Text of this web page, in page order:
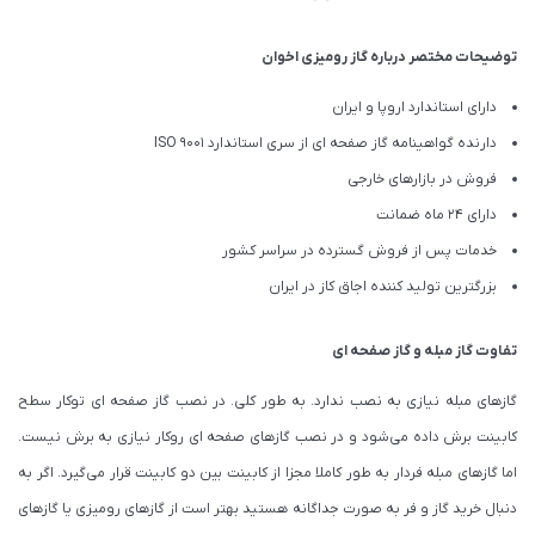
توضیحات مختصر درباره گاز رومیزی اخوان
دارای استاندارد اروپا و ایران
دارنده گواهینامه گاز صفحه ای از سری استاندارد ISO 9001
فروش در بازارهای خارجی
دارای 24 ماه ضمانت
خدمات پس از فروش گسترده در سراسر کشور
بزرگترین تولید کننده اجاق کاز در ایران
تفاوت گاز مبله و گاز صفحه ای
گازهای مبله نیازی به نصب ندارد. به طور کلی. در نصب گاز صفحه ای توکار سطح
کابینت برش داده می‌شود و در نصب گازهای صفحه ای روکار نیازی به برش نیست.
اما گازهای مبله فردار به طور کاملا مجزا از کابینت بین دو کابینت قرار می‌گیرد. اگر به
دنبال خرید گاز و فر به صورت جداگانه هستید بهتر است از گازهای رومیزی یا گازهای